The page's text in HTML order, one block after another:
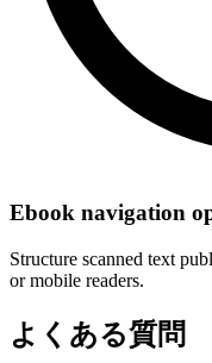
Ebook navigation
Structure scanned text
or mobile readers.
よくある質問